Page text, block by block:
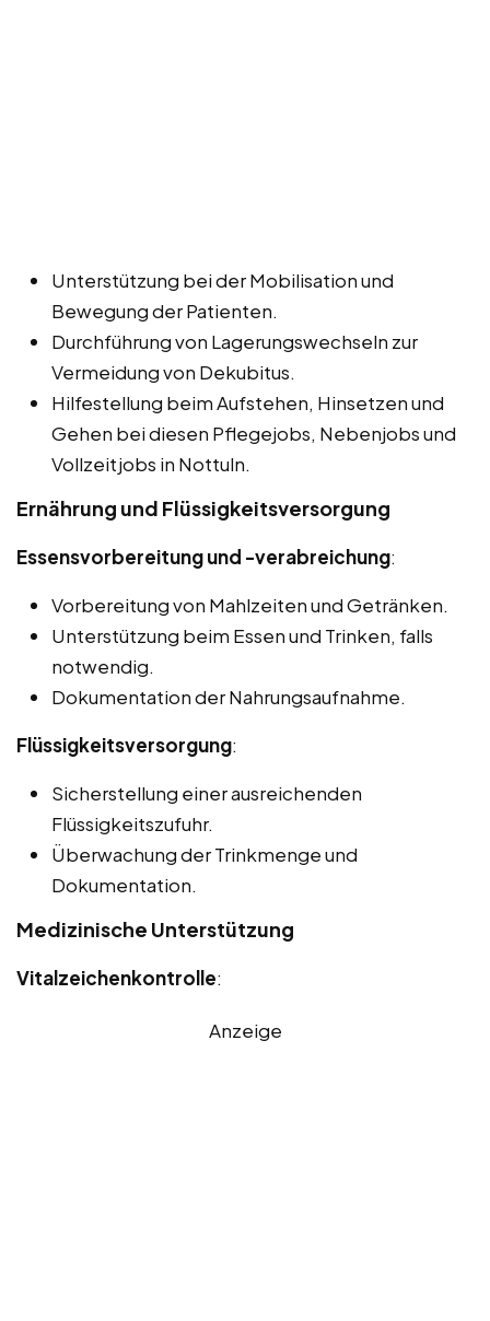
Unterstützung bei der Mobilisation und
Bewegung der Patienten.
Durchführung von Lagerungswechseln zur
Vermeidung von Dekubitus.
Hilfestellung beim Aufstehen, Hinsetzen und
Gehen bei diesen Pflegejobs, Nebenjobs und
Vollzeitjobs in Nottuln.
Ernährung und Flüssigkeitsversorgung
Essensvorbereitung und -verabreichung:
Vorbereitung von Mahlzeiten und Getränken.
Unterstützung beim Essen und Trinken, falls
notwendig.
Dokumentation der Nahrungsaufnahme.
Flüssigkeitsversorgung:
Sicherstellung einer ausreichenden
Flüssigkeitszufuhr.
Überwachung der Trinkmenge und
Dokumentation.
Medizinische Unterstützung
Vitalzeichenkontrolle:
Anzeige